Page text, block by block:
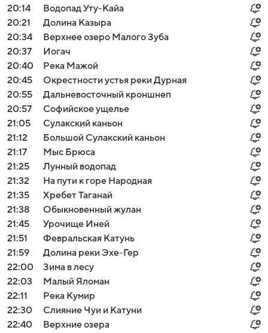
20:14
Водопад Уту-Кайа
20:21
Долина Казыра
20:34
Верхнее озеро Малого Зуба
20:37
Иогач
20:40
Река Мажой
20:45
Окрестности устья реки Дурная
20:55
Дальневосточный кроншнеп
20:57
Софийское ущелье
21:05
Сулакский каньон
21:12
Большой Сулакский каньон
21:17
Мыс Брюса
21:25
Лунный водопад
21:32
На пути к горе Народная
21:35
Хребет Таганай
21:38
Обыкновенный жулан
21:45
Урочище Иней
21:51
Февральская Катунь
21:59
Долина реки Эхе-Гер
22:00
Зима в лесу
22:03
Малый Яломан
22:11
Река Кумир
22:30
Слияние Чуи и Катуни
22:40
Верхние озера